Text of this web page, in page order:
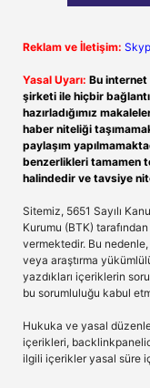
Reklam ve İletişim:
Yasal Uyarı: Bu internet
şirketi ile hiçbir
hazırladığımız
haber niteliği
paylaşım
benzerlikleri tamamen
halindedir ve tavsiye
Sitemiz, 5651 Sayılı
Kurumu (BTK)
vermektedir. Bu
veya araştırma
yazdıkları içeriklerin
bu sorumluluğu kabul
Hukuka ve yasal
içerikleri,
ilgili içerikler yasal süre